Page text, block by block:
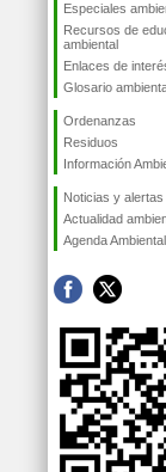
Especiales
Recursos de
ambiental
Enlaces de
Glosario
Ordenanzas
Residuos
Información
Noticias y alertas
Actualidad
Agenda Ambiental